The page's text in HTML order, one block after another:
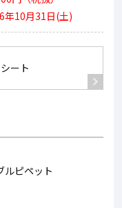
年10月31日(土)
ート
ルピペット